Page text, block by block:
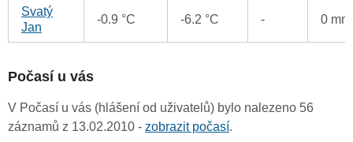
Svatý
Jan
-0.9 °C -6.2 °C - 0 mm
Počasí u vás
V Počasí u vás (hlášení od uživatelů) bylo nalezeno 56
záznamů z 13.02.2010 - zobrazit počasí.